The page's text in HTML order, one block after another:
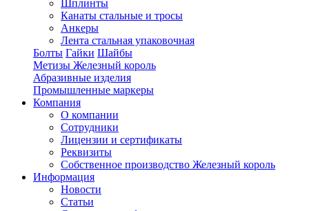
Шплинты
Канаты стальные и тросы
Анкеры
Лента стальная упаковочная
Болты Гайки Шайбы
Метизы Железный король
Абразивные изделия
Промышленные маркеры
Компания
О компании
Сотрудники
Лицензии и сертификаты
Реквизиты
Собственное производство Железный король
Информация
Новости
Статьи